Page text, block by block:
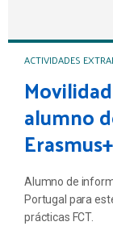
alumno
Alumno de
Portugal para
prácticas FCT.